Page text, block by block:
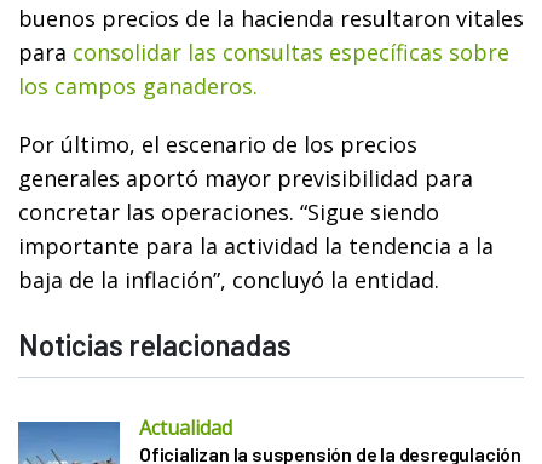
buenos precios de la hacienda resultaron vitales
para consolidar las consultas específicas sobre
los campos ganaderos.
Por último, el escenario de los precios
generales aportó mayor previsibilidad para
concretar las operaciones. “Sigue siendo
importante para la actividad la tendencia a la
baja de la inflación”, concluyó la entidad.
Noticias relacionadas
Actualidad
Oficializan la suspensión de la desregulación